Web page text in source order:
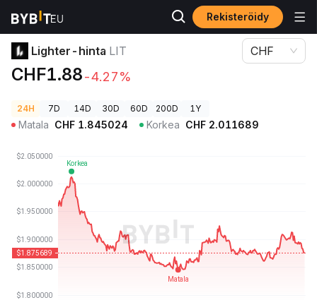
Rekisteröidy
Kryptohinnat
Lighter-hinta LIT
CHF1.88-4.27%
CHF
24H 7D 14D 30D 60D 200D 1Y
Matala CHF 1.845024 Korkea CHF 2.011689